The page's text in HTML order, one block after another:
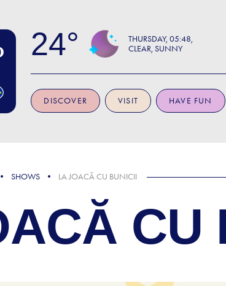
24 THURSDAY 05:48
CLEAR, SUNNY
DISCOVER VISIT HAVE FUN
SHOWS LA JOACĂ CU BUNICII
CU